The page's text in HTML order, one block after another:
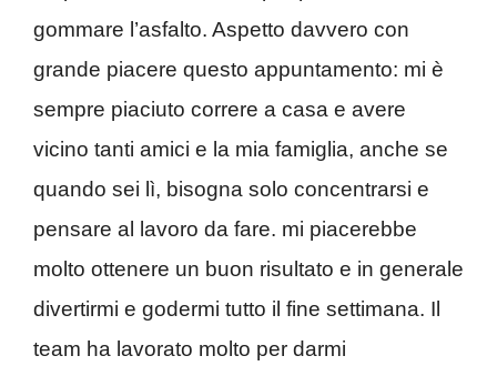
gommare l’asfalto. Aspetto davvero con
grande piacere questo appuntamento: mi è
sempre piaciuto correre a casa e avere
vicino tanti amici e la mia famiglia, anche se
quando sei lì, bisogna solo concentrarsi e
pensare al lavoro da fare. mi piacerebbe
molto ottenere un buon risultato e in generale
divertirmi e godermi tutto il fine settimana. Il
team ha lavorato molto per darmi